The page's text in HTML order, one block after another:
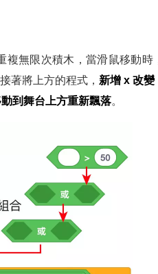
複無限次積木，當滑鼠移動時
著將上方的程式， 新增 x 改變
到舞台上方重新飄落。